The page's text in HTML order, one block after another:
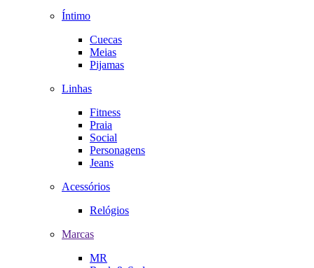
Íntimo
Cuecas
Meias
Pijamas
Linhas
Fitness
Praia
Social
Personagens
Jeans
Acessórios
Relógios
Marcas
MR